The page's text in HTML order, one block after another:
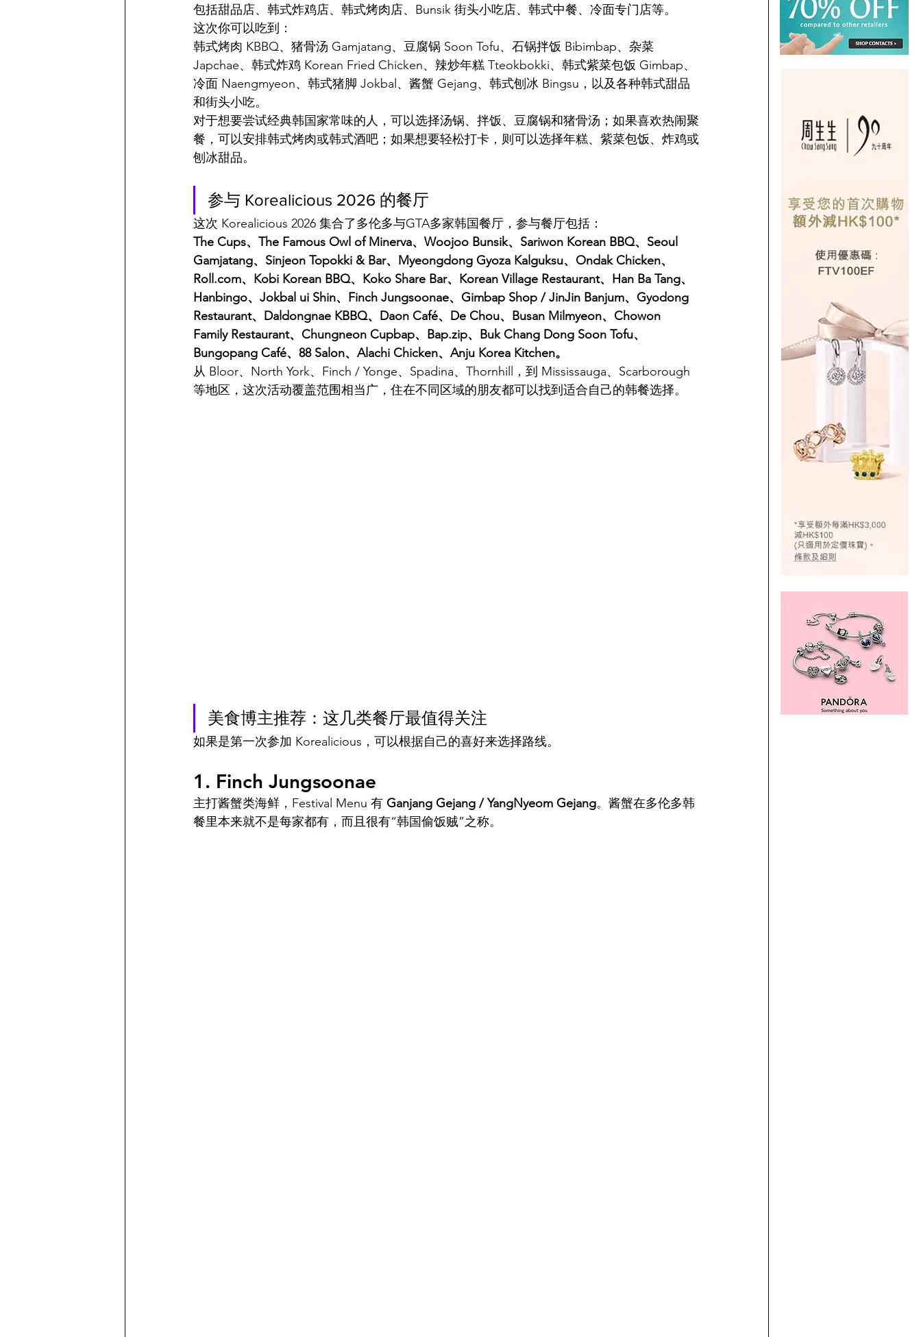
包括甜品店、韩式炸鸡店、韩式烤肉店、Bunsik 街头小吃店、韩式中餐、冷面专门店等。
这次你可以吃到：
韩式烤肉 KBBQ、猪骨汤 Gamjatang、豆腐锅 Soon Tofu、石锅拌饭 Bibimbap、杂菜
Japchae、韩式炸鸡 Korean Fried Chicken、辣炒年糕 Tteokbokki、韩式紫菜包饭 Gimbap、
冷面 Naengmyeon、韩式猪脚 Jokbal、酱蟹 Gejang、韩式刨冰 Bingsu，以及各种韩式甜品
和街头小吃。
对于想要尝试经典韩国家常味的人，可以选择汤锅、拌饭、豆腐锅和猪骨汤；如果喜欢热闹聚
餐，可以安排韩式烤肉或韩式酒吧；如果想要轻松打卡，则可以选择年糕、紫菜包饭、炸鸡或
刨冰甜品。
参与 Korealicious 2026 的餐厅
这次 Korealicious 2026 集合了多伦多与GTA多家韩国餐厅，参与餐厅包括：
The Cups、The Famous Owl of Minerva、Woojoo Bunsik、Sariwon Korean BBQ、Seoul
Gamjatang、Sinjeon Topokki & Bar、Myeongdong Gyoza Kalguksu、Ondak Chicken、
Roll.com、Kobi Korean BBQ、Koko Share Bar、Korean Village Restaurant、Han Ba Tang、
Hanbingo、Jokbal ui Shin、Finch Jungsoonae、Gimbap Shop / JinJin Banjum、Gyodong
Restaurant、Daldongnae KBBQ、Daon Café、De Chou、Busan Milmyeon、Chowon
Family Restaurant、Chungneon Cupbap、Bap.zip、Buk Chang Dong Soon Tofu、
Bungopang Café、88 Salon、Alachi Chicken、Anju Korea Kitchen。
从 Bloor、North York、Finch / Yonge、Spadina、Thornhill，到 Mississauga、Scarborough
等地区，这次活动覆盖范围相当广，住在不同区域的朋友都可以找到适合自己的韩餐选择。
美食博主推荐：这几类餐厅最值得关注
如果是第一次参加 Korealicious，可以根据自己的喜好来选择路线。
1. Finch Jungsoonae
主打酱蟹类海鲜，Festival Menu 有 Ganjang Gejang / YangNyeom Gejang。酱蟹在多伦多韩
餐里本来就不是每家都有，而且很有“韩国偷饭贼”之称。